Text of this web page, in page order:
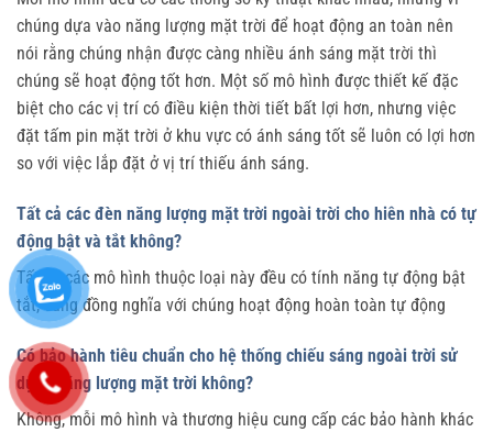
chúng dựa vào năng lượng mặt trời để hoạt động an toàn nên
nói rằng chúng nhận được càng nhiều ánh sáng mặt trời thì
chúng sẽ hoạt động tốt hơn. Một số mô hình được thiết kế đặc
biệt cho các vị trí có điều kiện thời tiết bất lợi hơn, nhưng việc
đặt tấm pin mặt trời ở khu vực có ánh sáng tốt sẽ luôn có lợi hơn
so với việc lắp đặt ở vị trí thiếu ánh sáng.
Tất cả các đèn năng lượng mặt trời ngoài trời cho hiên nhà có tự
động bật và tắt không?
Tất cả các mô hình thuộc loại này đều có tính năng tự động bật
tắt, cũng đồng nghĩa với chúng hoạt động hoàn toàn tự động
Có bảo hành tiêu chuẩn cho hệ thống chiếu sáng ngoài trời sử
dụng năng lượng mặt trời không?
Không, mỗi mô hình và thương hiệu cung cấp các bảo hành khác